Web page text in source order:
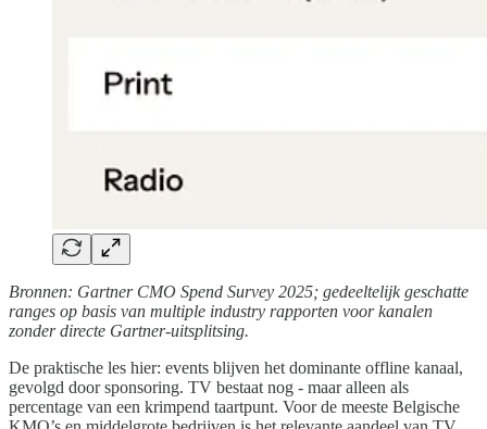
Bronnen: Gartner CMO Spend Survey 2025; gedeeltelijk geschatte
ranges op basis van multiple industry rapporten voor kanalen
zonder directe Gartner-uitsplitsing.
De praktische les hier: events blijven het dominante offline kanaal,
gevolgd door sponsoring. TV bestaat nog - maar alleen als
percentage van een krimpend taartpunt. Voor de meeste Belgische